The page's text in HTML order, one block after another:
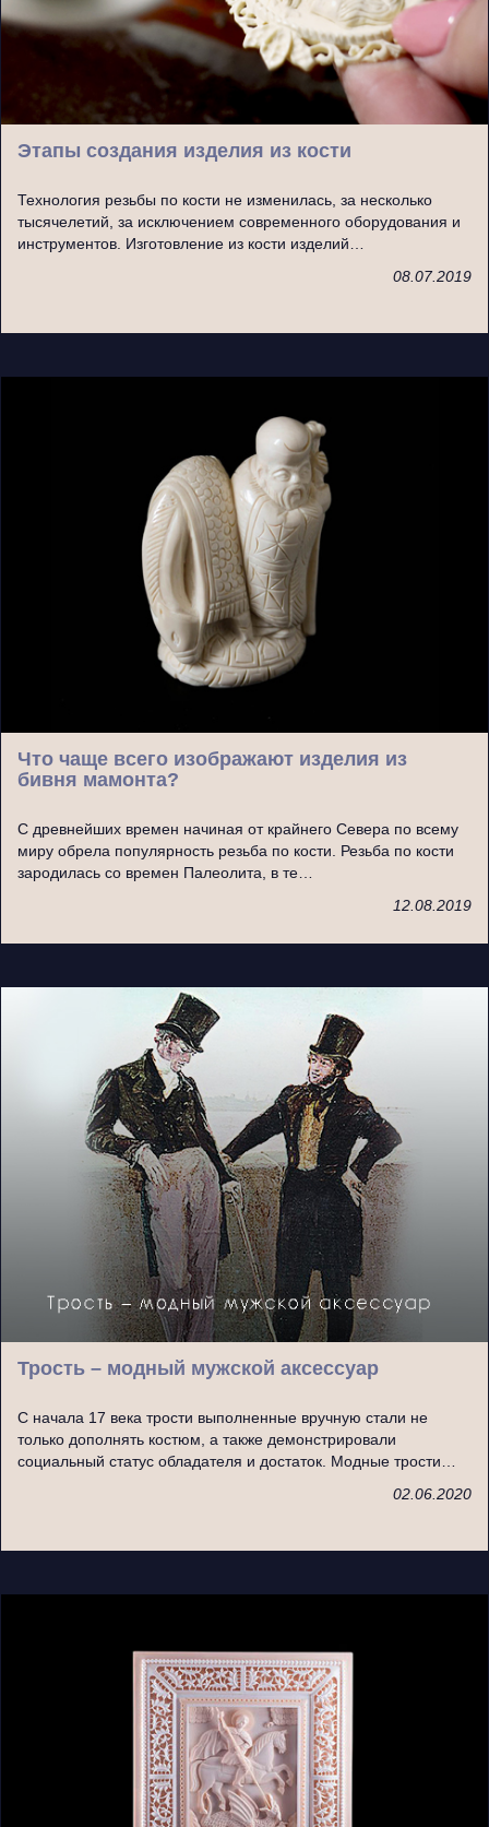
Этапы создания изделия из кости
Технология резьбы по кости не изменилась, за несколько
тысячелетий, за исключением современного оборудования и
инструментов. Изготовление из кости изделий…
08.07.2019
Что чаще всего изображают изделия из
бивня мамонта?
С древнейших времен начиная от крайнего Севера по всему
миру обрела популярность резьба по кости. Резьба по кости
зародилась со времен Палеолита, в те…
12.08.2019
Трость – модный мужской аксессуар
С начала 17 века трости выполненные вручную стали не
только дополнять костюм, а также демонстрировали
социальный статус обладателя и достаток. Модные трости…
02.06.2020